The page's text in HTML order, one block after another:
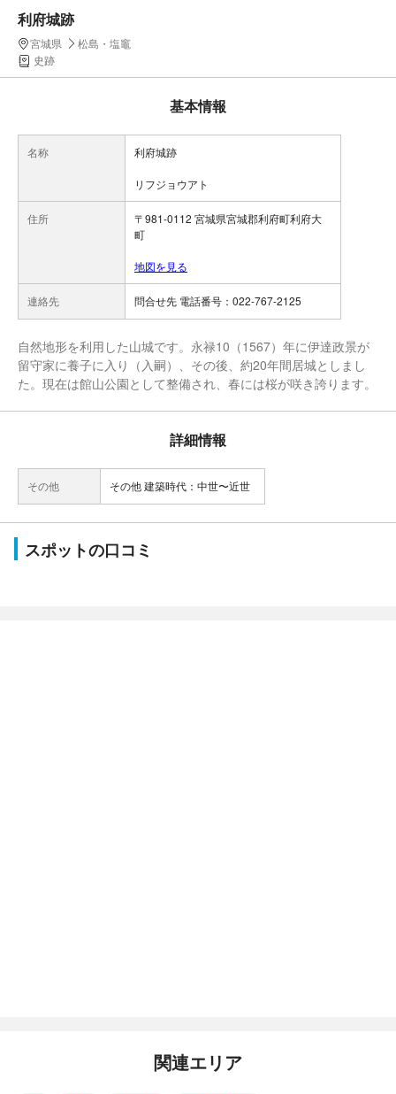
利府城跡
宮城県
松島・塩竈
史跡
基本情報
名称 利府城跡
リフジョウアト
住所
〒981-0112 宮城県宮城郡利府町利府大
町
地図を見る
連絡先 問合せ先 電話番号：022-767-2125
自然地形を利用した山城です。永禄10（1567）年に伊達政景が
留守家に養子に入り（入嗣）、その後、約20年間居城としまし
た。現在は館山公園として整備され、春には桜が咲き誇ります。
詳細情報
その他 その他 建築時代：中世〜近世
スポットの口コミ
関連エリア